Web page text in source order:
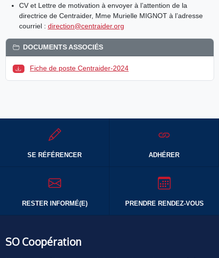
CV et Lettre de motivation à envoyer à l’attention de la
directrice de Centraider, Mme Murielle MIGNOT à l’adresse
courriel : direction@centraider.org
DOCUMENTS ASSOCIÉS
Fiche de poste Centraider-2024
SE RÉFÉRENCER ADHÉRER
RESTER INFORMÉ(E) PRENDRE RENDEZ-VOUS
SO Coopération